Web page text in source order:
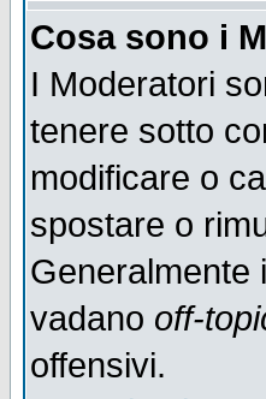
Cosa sono i
I Moderatori
tenere sotto
modificare o
spostare o
Generalmente
vadano off-
offensivi.